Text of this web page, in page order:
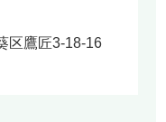
区鷹匠3-18-16